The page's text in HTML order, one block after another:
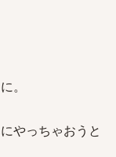
。
やっちゃおうと